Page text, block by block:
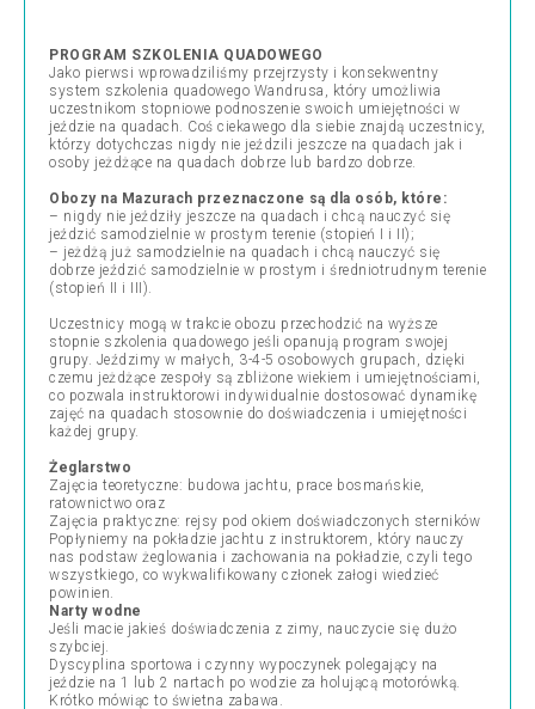
PROGRAM SZKOLENIA QUADOWEGO
Jako pierwsi wprowadziliśmy przejrzysty i konsekwentny
system szkolenia quadowego Wandrusa, który umożliwia
uczestnikom stopniowe podnoszenie swoich umiejętności w
jeździe na quadach. Coś ciekawego dla siebie znajdą uczestnicy,
którzy dotychczas nigdy nie jeździli jeszcze na quadach jak i
osoby jeżdżące na quadach dobrze lub bardzo dobrze.
Obozy na Mazurach przeznaczone są dla osób, które:
– nigdy nie jeździły jeszcze na quadach i chcą nauczyć się
jeździć samodzielnie w prostym terenie (stopień I i II);
– jeżdżą już samodzielnie na quadach i chcą nauczyć się
dobrze jeździć samodzielnie w prostym i średniotrudnym terenie
(stopień II i III).
Uczestnicy mogą w trakcie obozu przechodzić na wyższe
stopnie szkolenia quadowego jeśli opanują program swojej
grupy. Jeździmy w małych, 3-4-5 osobowych grupach, dzięki
czemu jeżdżące zespoły są zbliżone wiekiem i umiejętnościami,
co pozwala instruktorowi indywidualnie dostosować dynamikę
zajęć na quadach stosownie do doświadczenia i umiejętności
każdej grupy.
Żeglarstwo
Zajęcia teoretyczne: budowa jachtu, prace bosmańskie,
ratownictwo oraz
Zajęcia praktyczne: rejsy pod okiem doświadczonych sterników
Popłyniemy na pokładzie jachtu z instruktorem, który nauczy
nas podstaw żeglowania i zachowania na pokładzie, czyli tego
wszystkiego, co wykwalifikowany członek załogi wiedzieć
powinien.
Narty wodne
Jeśli macie jakieś doświadczenia z zimy, nauczycie się dużo
szybciej.
Dyscyplina sportowa i czynny wypoczynek polegający na
jeździe na 1 lub 2 nartach po wodzie za holującą motorówką.
Krótko mówiąc to świetna zabawa.